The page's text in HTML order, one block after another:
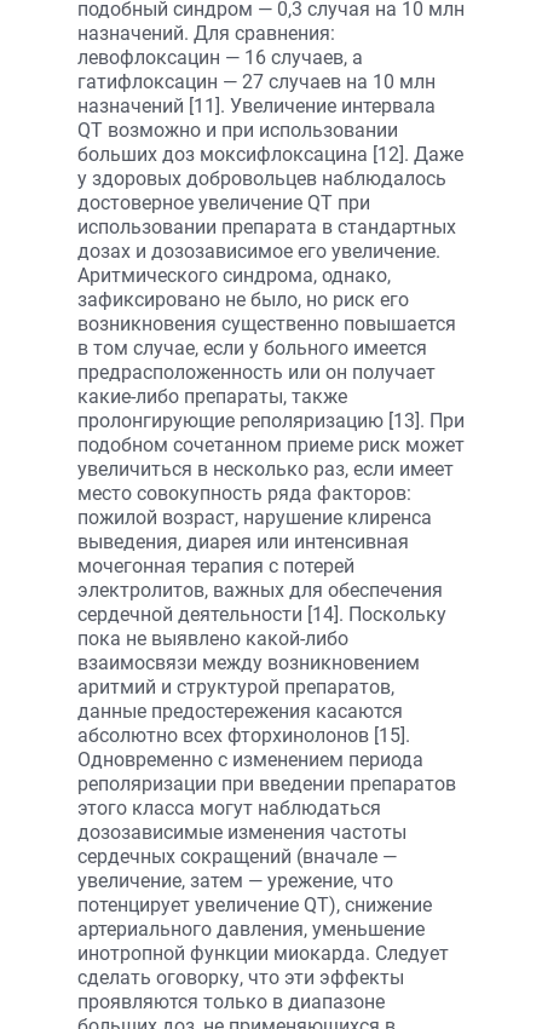
подобный синдром — 0,3 случая на 10 млн
назначений. Для сравнения:
левофлоксацин — 16 случаев, а
гатифлоксацин — 27 случаев на 10 млн
назначений [11]. Увеличение интервала
QT возможно и при использовании
больших доз моксифлоксацина [12]. Даже
у здоровых добровольцев наблюдалось
достоверное увеличение QT при
использовании препарата в стандартных
дозах и дозозависимое его увеличение.
Аритмического синдрома, однако,
зафиксировано не было, но риск его
возникновения существенно повышается
в том случае, если у больного имеется
предрасположенность или он получает
какие-либо препараты, также
пролонгирующие реполяризацию [13]. При
подобном сочетанном приеме риск может
увеличиться в несколько раз, если имеет
место совокупность ряда факторов:
пожилой возраст, нарушение клиренса
выведения, диарея или интенсивная
мочегонная терапия с потерей
электролитов, важных для обеспечения
сердечной деятельности [14]. Поскольку
пока не выявлено какой-либо
взаимосвязи между возникновением
аритмий и структурой препаратов,
данные предостережения касаются
абсолютно всех фторхинолонов [15].
Одновременно с изменением периода
реполяризации при введении препаратов
этого класса могут наблюдаться
дозозависимые изменения частоты
сердечных сокращений (вначале —
увеличение, затем — урежение, что
потенцирует увеличение QT), снижение
артериального давления, уменьшение
инотропной функции миокарда. Следует
сделать оговорку, что эти эффекты
проявляются только в диапазоне